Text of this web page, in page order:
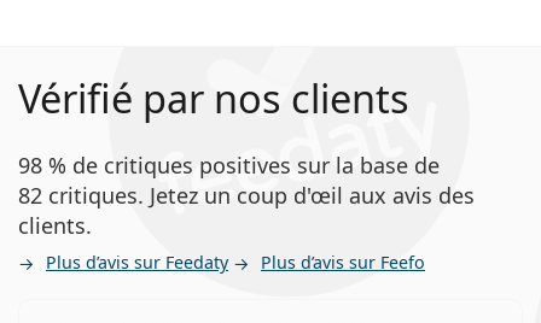
Vérifié par nos clients
98 % de critiques positives sur la base de
82 critiques. Jetez un coup d'œil aux avis des
clients.
Plus d’avis sur Feedaty Plus d’avis sur Feefo